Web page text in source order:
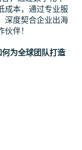
成本，通过专业服
深度契合企业出海
伴！
为全球团队打造